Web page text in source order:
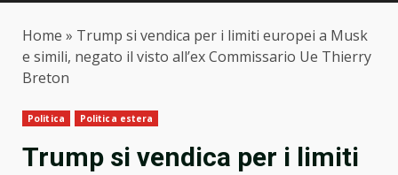
Home » Trump si vendica per i limiti europei a Musk
e simili, negato il visto all’ex Commissario Ue Thierry
Breton
Politica Politica estera
Trump si vendica per i limiti